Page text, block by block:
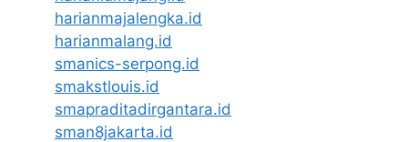
harianmajalengka.id
harianmalang.id
smanics-serpong.id
smakstlouis.id
smapraditadirgantara.id
sman8jakarta.id